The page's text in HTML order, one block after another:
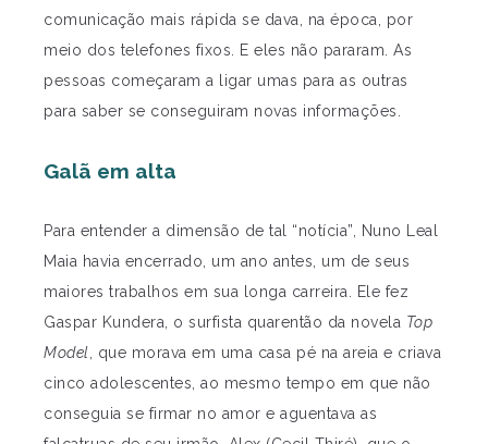
comunicação mais rápida se dava, na época, por
meio dos telefones fixos. E eles não pararam. As
pessoas começaram a ligar umas para as outras
para saber se conseguiram novas informações.
Galã em alta
Para entender a dimensão de tal “notícia”, Nuno Leal
Maia havia encerrado, um ano antes, um de seus
maiores trabalhos em sua longa carreira. Ele fez
Gaspar Kundera, o surfista quarentão da novela Top
Model, que morava em uma casa pé na areia e criava
cinco adolescentes, ao mesmo tempo em que não
conseguia se firmar no amor e aguentava as